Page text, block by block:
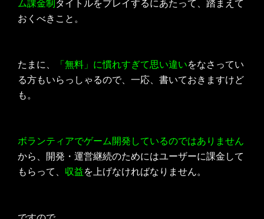
ム課金制 タイトルをプレイするにあたって、踏まえて
おくべきこと。
たまに、 「無料」に慣れすぎて思い違いをなさってい
る方もいらっしゃるので、一応、書いておきますけど
も。
ボランティアでゲーム開発しているのではありません
から、開発・運営継続のためにはユーザーに課金して
もらって、 収益を上げなければなりません。